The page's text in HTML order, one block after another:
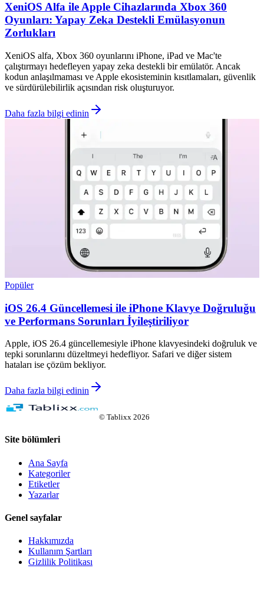
XeniOS Alfa ile Apple Cihazlarında Xbox 360
Oyunları: Yapay Zeka Destekli Emülasyonun
Zorlukları
XeniOS alfa, Xbox 360 oyunlarını iPhone, iPad ve Mac'te
çalıştırmayı hedefleyen yapay zeka destekli bir emülatör. Ancak
kodun anlaşılmaması ve Apple ekosisteminin kısıtlamaları, güvenlik
ve sürdürülebilirlik açısından risk oluşturuyor.
Daha fazla bilgi edinin
Popüler
iOS 26.4 Güncellemesi ile iPhone Klavye Doğruluğu
ve Performans Sorunları İyileştiriliyor
Apple, iOS 26.4 güncellemesiyle iPhone klavyesindeki doğruluk ve
tepki sorunlarını düzeltmeyi hedefliyor. Safari ve diğer sistem
hataları ise çözüm bekliyor.
Daha fazla bilgi edinin
© Tablixx 2026
Site bölümleri
Ana Sayfa
Kategoriler
Etiketler
Yazarlar
Genel sayfalar
Hakkımızda
Kullanım Şartları
Gizlilik Politikası